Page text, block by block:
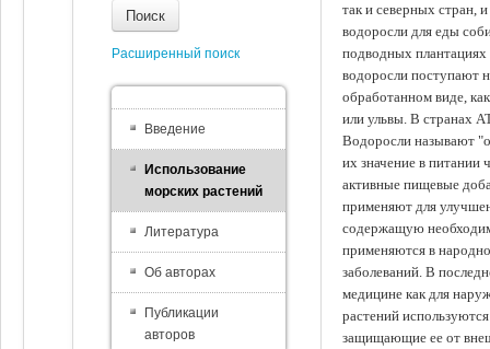
так и северных стран,
водоросли для еды
подводных
водоросли поступают
обработанном виде,
или ульвы. В странах
Водоросли называют
их значение в питании
активные пищевые
применяют для
содержащую
применяются в
заболеваний. В
медицине как для
растений
защищающие ее от
Поиск
Расширенный поиск
Введение
Использование
морских растений
Литература
Об авторах
Публикации
авторов